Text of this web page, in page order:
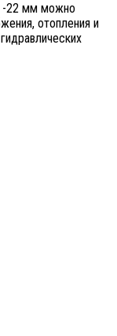
-22 мм можно
отопления и